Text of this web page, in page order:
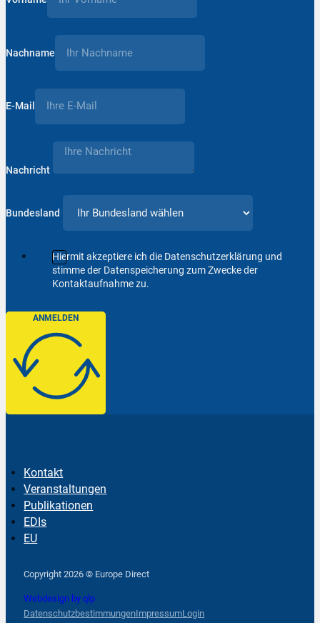
Nachname
E-Mail
Nachricht
Bundesland
Hiermit akzeptiere ich die Datenschutzerklärung und
stimme der Datenspeicherung zum Zwecke der
Kontaktaufnahme zu.
ANMELDEN
Kontakt
Veranstaltungen
Publikationen
EDIs
EU
Copyright 2026 © Europe Direct
Webdesign by qlp
DatenschutzbestimmungenImpressumLogin